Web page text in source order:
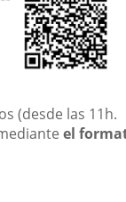
(desde las 11h.
el